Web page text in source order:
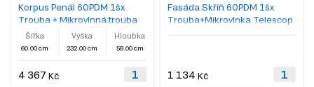
Korpus Penál 60PDM 1šx
Trouba + Mikrovlnná trouba
Telescop 2320mm
Šířka
60.00 cm
Výška
232.00 cm
Hloubka
58.00 cm
4 367 Kč
Fasáda Skříň 60PDM 1šx
Trouba+Mikrovlnka Telescop
1 134 Kč